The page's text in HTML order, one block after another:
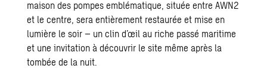
maison des pompes emblématique, située entre AWN2
et le centre, sera entièrement restaurée et mise en
lumière le soir – un clin d’œil au riche passé maritime
et une invitation à découvrir le site même après la
tombée de la nuit.